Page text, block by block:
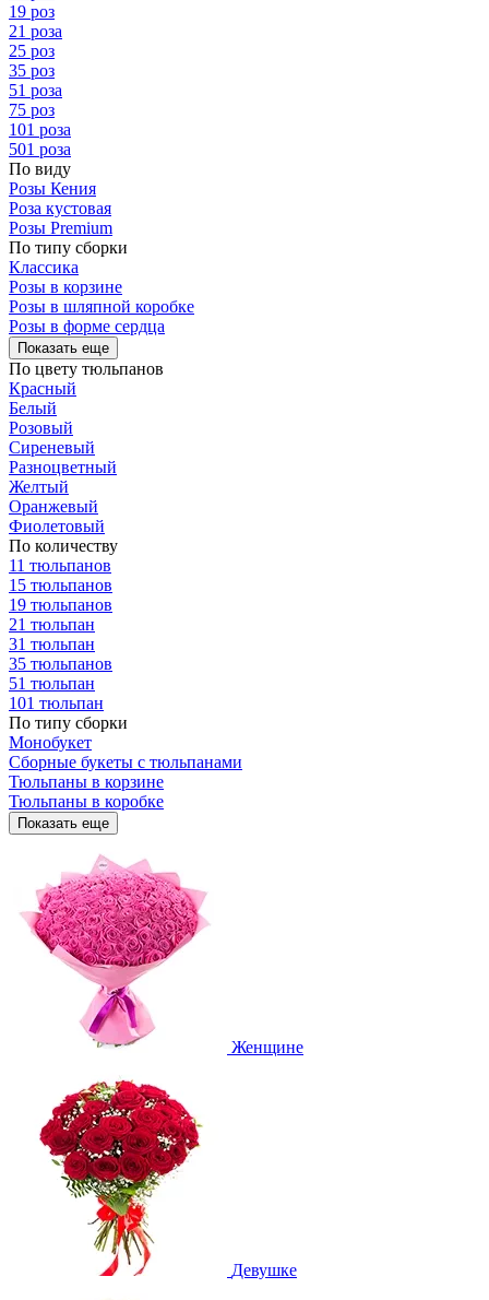
19 роз
21 роза
25 роз
35 роз
51 роза
75 роз
101 роза
501 роза
По виду
Розы Кения
Роза кустовая
Розы Premium
По типу сборки
Классика
Розы в корзине
Розы в шляпной коробке
Розы в форме сердца
Показать еще
По цвету тюльпанов
Красный
Белый
Розовый
Сиреневый
Разноцветный
Желтый
Оранжевый
Фиолетовый
По количеству
11 тюльпанов
15 тюльпанов
19 тюльпанов
21 тюльпан
31 тюльпан
35 тюльпанов
51 тюльпан
101 тюльпан
По типу сборки
Монобукет
Сборные букеты с тюльпанами
Тюльпаны в корзине
Тюльпаны в коробке
Показать еще
Женщине
Девушке